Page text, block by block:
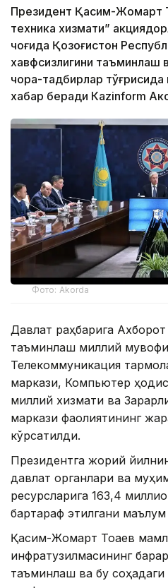
Президент Қасим-Жомарт
техника хизмати”
чоғида Қозоғистон
хавфсизлигини таъминлаш
чора-тадбирлар
хабар беради Каzinform
Фото: Akorda
Давлат раҳбарига
таъминлаш миллий
Телекоммуникация
маркази, Компьютер
миллий хизмати ва
маркази фаолиятининг
кўрсатилди.
Президентга жорий
давлат органлари ва
ресурсларига 163,4
бартараф этилгани маълум
Қасим-Жомарт Тоқаев
инфратузилмасининг
таъминлаш ва бу соҳадаги